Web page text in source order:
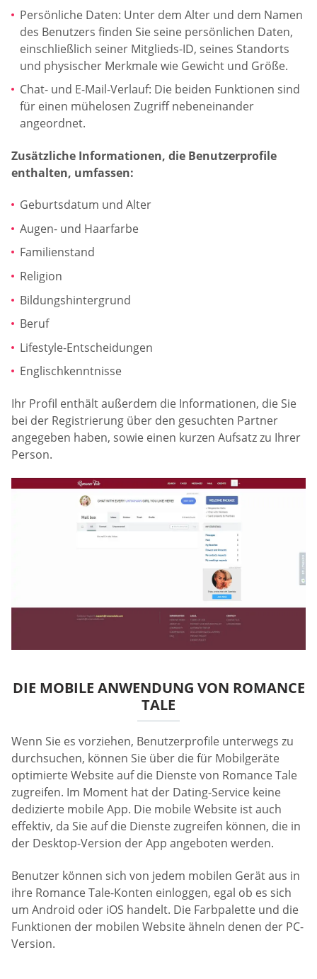
Persönliche Daten: Unter dem Alter und dem Namen
des Benutzers finden Sie seine persönlichen Daten,
einschließlich seiner Mitglieds-ID, seines Standorts
und physischer Merkmale wie Gewicht und Größe.
Chat- und E-Mail-Verlauf: Die beiden Funktionen sind
für einen mühelosen Zugriff nebeneinander
angeordnet.
Zusätzliche Informationen, die Benutzerprofile
enthalten, umfassen:
Geburtsdatum und Alter
Augen- und Haarfarbe
Familienstand
Religion
Bildungshintergrund
Beruf
Lifestyle-Entscheidungen
Englischkenntnisse
Ihr Profil enthält außerdem die Informationen, die Sie
bei der Registrierung über den gesuchten Partner
angegeben haben, sowie einen kurzen Aufsatz zu Ihrer
Person.
DIE MOBILE ANWENDUNG VON ROMANCE
TALE
Wenn Sie es vorziehen, Benutzerprofile unterwegs zu
durchsuchen, können Sie über die für Mobilgeräte
optimierte Website auf die Dienste von Romance Tale
zugreifen. Im Moment hat der Dating-Service keine
dedizierte mobile App. Die mobile Website ist auch
effektiv, da Sie auf die Dienste zugreifen können, die in
der Desktop-Version der App angeboten werden.
Benutzer können sich von jedem mobilen Gerät aus in
ihre Romance Tale-Konten einloggen, egal ob es sich
um Android oder iOS handelt. Die Farbpalette und die
Funktionen der mobilen Website ähneln denen der PC-
Version.